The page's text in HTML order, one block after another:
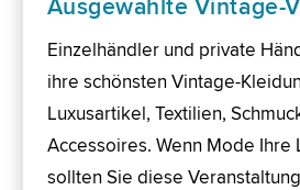
Ausgewählte Vintage-
Einzelhändler und private
ihre schönsten Vintage-
Luxusartikel, Textilien,
Accessoires. Wenn Mode Ihre
sollten Sie diese